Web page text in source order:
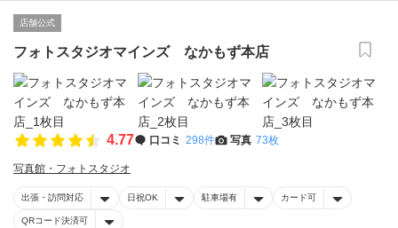
店舗公式
フォトスタジオマインズ なかもず本店
4.77 口コミ 298件 写真 73枚
写真館・フォトスタジオ
出張・訪問対応 日祝OK 駐車場有 カード可
QRコード決済可